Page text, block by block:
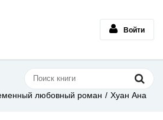
Войти
любовный роман Хуан Ана